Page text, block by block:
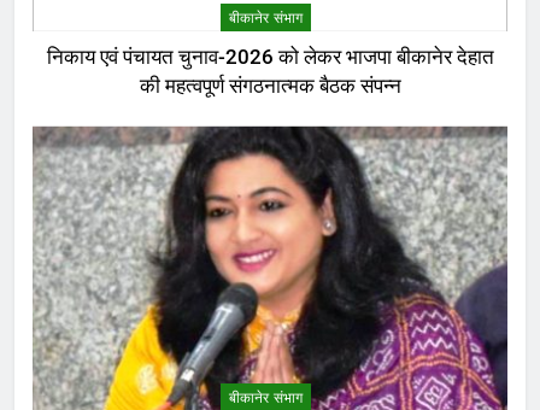
बीकानेर संभाग
निकाय एवं पंचायत चुनाव-2026 को लेकर भाजपा बीकानेर देहात
की महत्वपूर्ण संगठनात्मक बैठक संपन्न
बीकानेर संभाग